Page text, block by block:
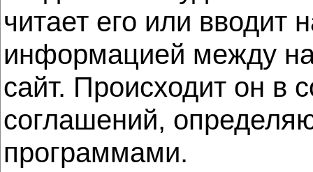
читает его или вводит
информацией между
сайт. Происходит он в
соглашений,
программами.